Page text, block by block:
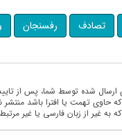
تصادف رفسنجان
ارسال شده توسط شما، پس از
حاوی تهمت یا افترا باشد
به غیر از زبان فارسی یا غیر